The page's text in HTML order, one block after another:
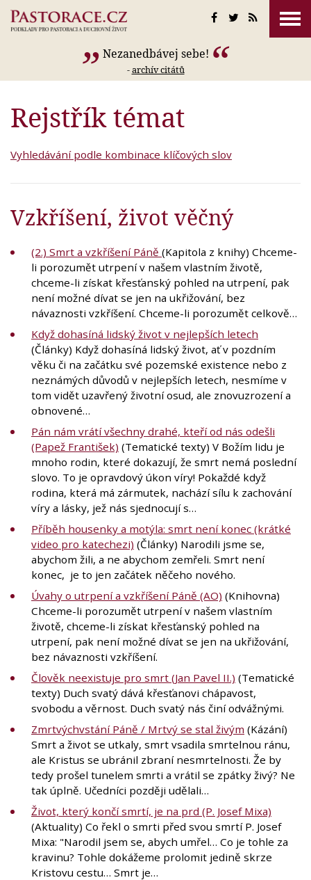
Nezanedbávej sebe!
-archív citátů
Rejstřík témat
Vyhledávání podle kombinace klíčových slov
Vzkříšení, život věčný
(2.) Smrt a vzkříšení Páně (Kapitola z knihy) Chceme-
li porozumět utrpení v našem vlastním životě,
chceme-li získat křesťanský pohled na utrpení, pak
není možné dívat se jen na ukřižování, bez
návaznosti vzkříšení. Chceme-li porozumět celkově…
Když dohasíná lidský život v nejlepších letech
(Články) Když dohasíná lidský život, ať v pozdním
věku či na začátku své pozemské existence nebo z
neznámých důvodů v nejlepších letech, nesmíme v
tom vidět uzavřený životní osud, ale znovuzrození a
obnovené…
Pán nám vrátí všechny drahé, kteří od nás odešli
(Papež František) (Tematické texty) V Božím lidu je
mnoho rodin, které dokazují, že smrt nemá poslední
slovo. To je opravdový úkon víry! Pokaždé když
rodina, která má zármutek, nachází sílu k zachování
víry a lásky, jež nás sjednocují s…
Příběh housenky a motýla: smrt není konec (krátké
video pro katechezi) (Články) Narodili jsme se,
abychom žili, a ne abychom zemřeli. Smrt není
konec, je to jen začátek něčeho nového.
Úvahy o utrpení a vzkříšení Páně (AO) (Knihovna)
Chceme-li porozumět utrpení v našem vlastním
životě, chceme-li získat křesťanský pohled na
utrpení, pak není možné dívat se jen na ukřižování,
bez návaznosti vzkříšení.
Člověk neexistuje pro smrt (Jan Pavel II.) (Tematické
texty) Duch svatý dává křesťanovi chápavost,
svobodu a věrnost. Duch svatý nás činí odvážnými.
Zmrtvýchvstání Páně / Mrtvý se stal živým (Kázání)
Smrt a život se utkaly, smrt vsadila smrtelnou ránu,
ale Kristus se ubránil zbraní nesmrtelnosti. Že by
tedy prošel tunelem smrti a vrátil se zpátky živý? Ne
tak úplně. Učedníci později udělali…
Život, který končí smrtí, je na prd (P. Josef Mixa)
(Aktuality) Co řekl o smrti před svou smrtí P. Josef
Mixa: "Narodil jsem se, abych umřel… Co je tohle za
kravinu? Tohle dokážeme prolomit jedině skrze
Kristovu cestu… Smrt je…